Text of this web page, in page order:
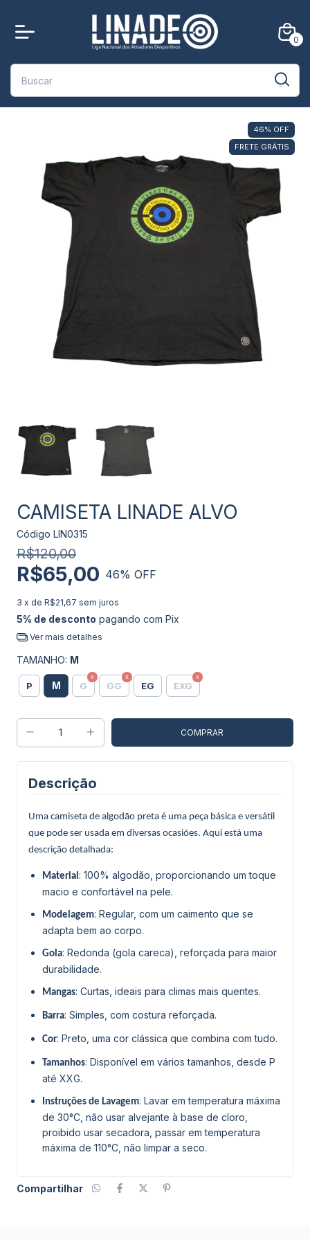
0
46% OFF
FRETE GRÁTIS
CAMISETA LINADE ALVO
Código LIN0315
R$120,00
R$65,00 46% OFF
3 x de R$21,67 sem juros
5% de desconto pagando com Pix
Ver mais detalhes
TAMANHO: M
P M G GG EG EXG
Descrição
Uma camiseta de algodão preta é uma peça básica e versátil
que pode ser usada em diversas ocasiões. Aqui está uma
descrição detalhada:
Material : 100% algodão, proporcionando um toque
macio e confortável na pele.
Modelagem: Regular, com um caimento que se
adapta bem ao corpo.
Gola: Redonda (gola careca), reforçada para maior
durabilidade.
Mangas: Curtas, ideais para climas mais quentes.
Barra: Simples, com costura reforçada.
Cor: Preto, uma cor clássica que combina com tudo.
Tamanhos: Disponível em vários tamanhos, desde P
até XXG.
Instruções de Lavagem: Lavar em temperatura máxima
de 30°C, não usar alvejante à base de cloro,
proibido usar secadora, passar em temperatura
máxima de 110°C, não limpar a seco.
Compartilhar